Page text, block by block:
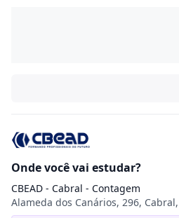
Onde você vai estudar?
CBEAD - Cabral - Contagem